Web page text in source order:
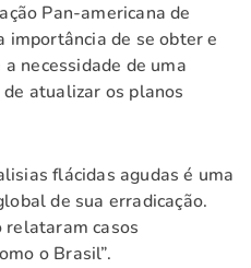
Pan-americana de
importância de se obter e
necessidade de uma
atualizar os planos
flácidas agudas é uma
de sua erradicação.
relataram casos
o Brasil”.